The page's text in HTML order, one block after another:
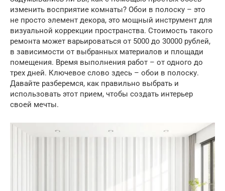
изменить восприятие комнаты? Обои в полоску – это
не просто элемент декора, это мощный инструмент для
визуальной коррекции пространства. Стоимость такого
ремонта может варьироваться от 5000 до 30000 рублей,
в зависимости от выбранных материалов и площади
помещения. Время выполнения работ – от одного до
трех дней. Ключевое слово здесь – обои в полоску.
Давайте разберемся, как правильно выбрать и
использовать этот прием, чтобы создать интерьер
своей мечты.